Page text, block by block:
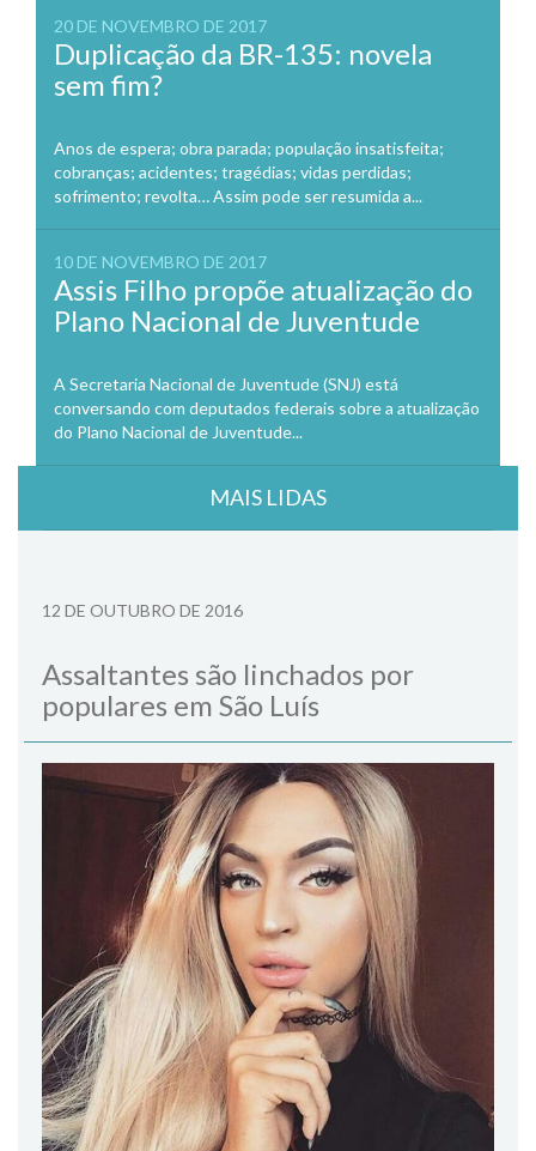
20 DE NOVEMBRO DE 2017
Duplicação da BR-135: novela
sem fim?
Anos de espera; obra parada; população insatisfeita;
cobranças; acidentes; tragédias; vidas perdidas;
sofrimento; revolta… Assim pode ser resumida a...
10 DE NOVEMBRO DE 2017
Assis Filho propõe atualização do
Plano Nacional de Juventude
A Secretaria Nacional de Juventude (SNJ) está
conversando com deputados federais sobre a atualização
do Plano Nacional de Juventude...
MAIS LIDAS
12 DE OUTUBRO DE 2016
Assaltantes são linchados por
populares em São Luís